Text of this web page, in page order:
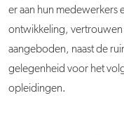
er aan hun medewerkers
ontwikkeling,
aangeboden, naast de
gelegenheid voor het
opleidingen.